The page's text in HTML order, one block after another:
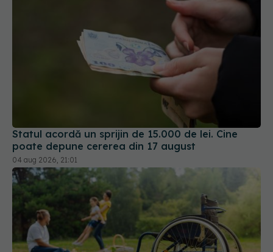
Statul acordă un sprijin de 15.000 de lei. Cine
poate depune cererea din 17 august